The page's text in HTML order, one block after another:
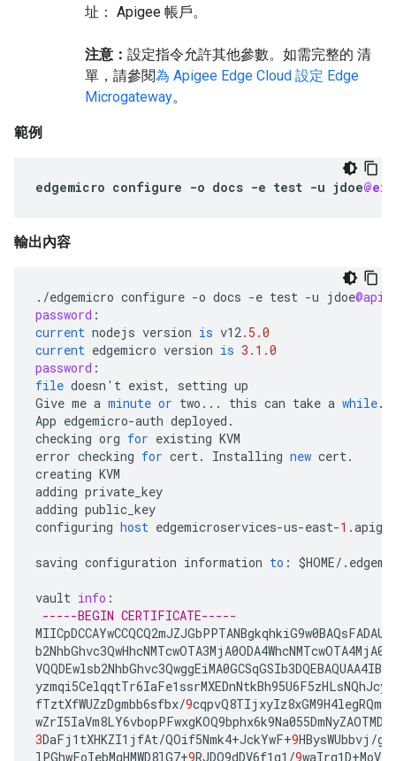
址： Apigee 帳戶。
注意： 設定指令允許其他參數。如需完整的 清
單，請參閱為 Apigee Edge Cloud 設定 Edge
Microgateway。
範例
edgemicro configure -o docs -e test -u jdoe
輸出內容
. /edgemicro configure -o docs -e test -u jdoe
password :
current nodejs version is v12.5.0
current edgemicro version is 3.1.0
password :
file doesn ' t exist, setting up
Give me a minute or two ... this can take a while
App edgemicro-auth deployed .
checking org for existing KVM
error checking for cert. Installing new cert.
creating KVM
adding private_key
adding public_key
configuring host edgemicroservices-us-east-1.apigee
saving configuration information to : $HOME/ .
vault info :
-----BEGIN CERTIFICATE-----
fTztXfWUZzDgmbb6sfbx/9
wZrI5IaVm8LY6vbopPFwxgKOQ9bphx6k9Na055DmNyZAOTMD
3DaFj1tXHKZI1jfAt/QOif5Nmk4+JckYwF+9HBysWUbbvj /
lPGhwFoIebMqHMWD8lG7+9RJDO9dDV6f1g1 /9waIrq1D+